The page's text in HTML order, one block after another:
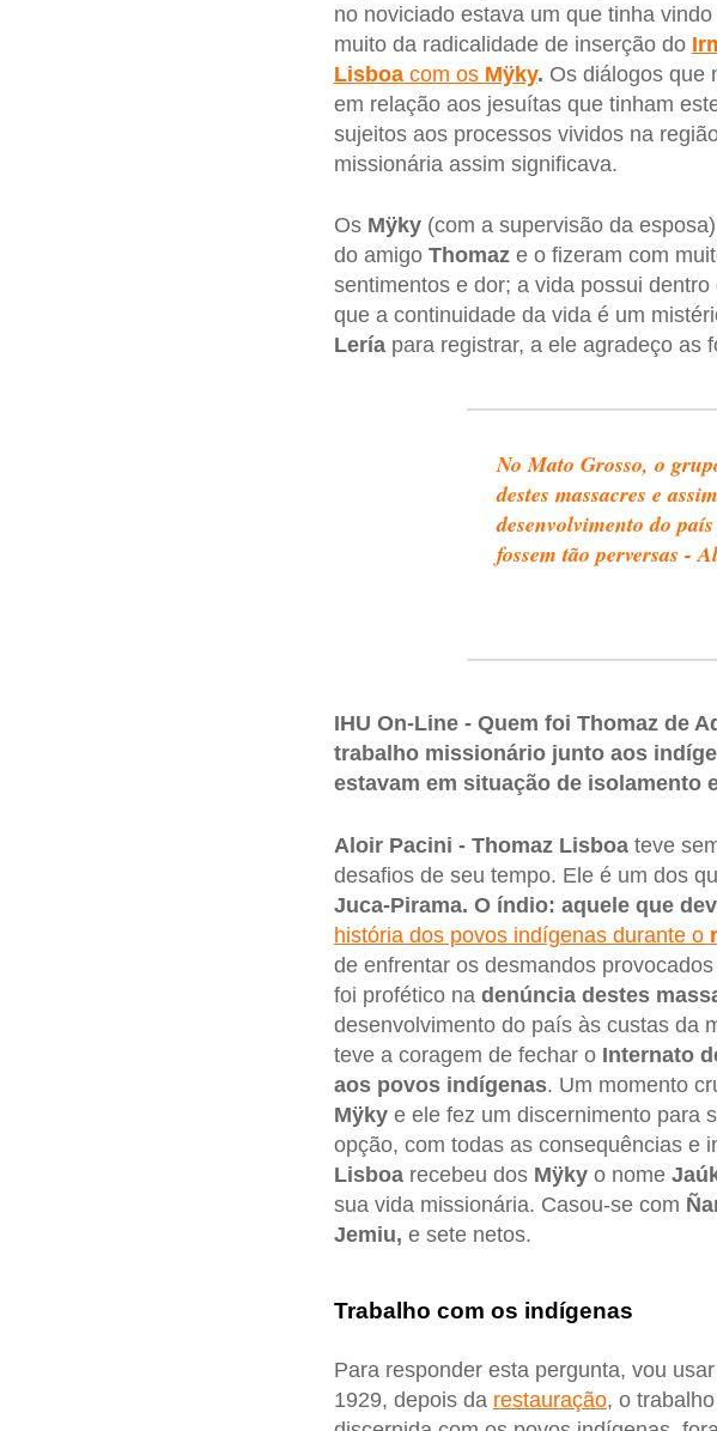
no noviciado estava um que tinha
muito da radicalidade de inserção do
Lisboacom os Mÿky. Os diálogos que
em relação aos jesuítas que tinham
sujeitos aos processos vividos na
missionária assim significava.
Os Mÿky(com a supervisão da
do amigo Thomaze o fizeram com
sentimentos e dor; a vida possui
que a continuidade da vida é um
Leríapara registrar, a ele agradeço as
No Mato Grosso, o
destes massacres e
desenvolvimento do
fossem tão perversas -
IHU On-Line - Quem foi Thomaz de
trabalho missionário junto aos
estavam em situação de isolamento
Aloir Pacini - Thomaz Lisboateve
desafios de seu tempo. Ele é um dos
Juca-Pirama. O índio: aquele que
história dos povos indígenas durante o
de enfrentar os desmandos
foi profético na denúncia destes
desenvolvimento do país às custas da
teve a coragem de fechar o Internato
aos povos indígenas. Um momento
Mÿkye ele fez um discernimento para
opção, com todas as consequências e
Lisboarecebeu dos Mÿkyo nome
sua vida missionária. Casou-se com
Jemiu, e sete netos.
Trabalho com os indígenas
Para responder esta pergunta, vou
1929, depois da restauração, o